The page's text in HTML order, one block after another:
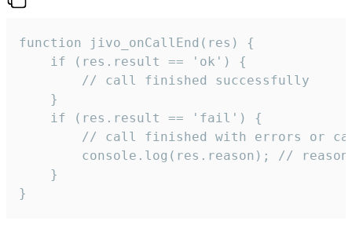
function jivo_onCallEnd(res) {
    if (res.result == 'ok') {
        // call finished successfully
    }
    if (res.result == 'fail') {
// call finished with errors or
console.log(res.reason); //
    }
}